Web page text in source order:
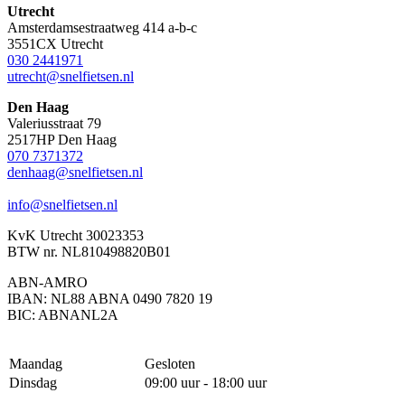
Utrecht
Amsterdamsestraatweg 414 a-b-c
3551CX Utrecht
030 2441971
utrecht@snelfietsen.nl
Den Haag
Valeriusstraat 79
2517HP Den Haag
070 7371372
denhaag@snelfietsen.nl
info@snelfietsen.nl
KvK Utrecht 30023353
BTW nr. NL810498820B01
ABN-AMRO
IBAN: NL88 ABNA 0490 7820 19
BIC: ABNANL2A
Maandag
Gesloten
Dinsdag
09:00 uur - 18:00 uur